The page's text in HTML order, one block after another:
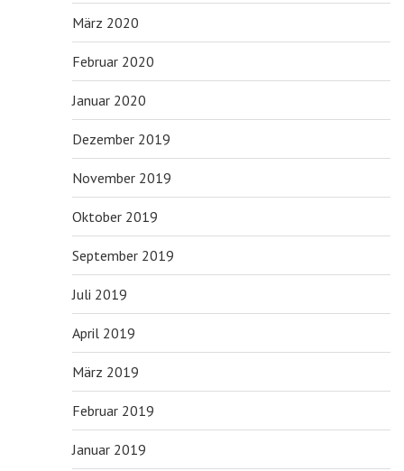
März 2020
Februar 2020
Januar 2020
Dezember 2019
November 2019
Oktober 2019
September 2019
Juli 2019
April 2019
März 2019
Februar 2019
Januar 2019